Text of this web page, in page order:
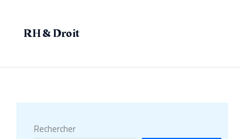
RH & Droit
Rechercher